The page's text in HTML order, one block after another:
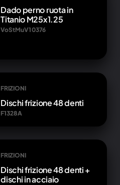
Dado perno ruota in
Titanio M25x1.25
VoStMuV1 0376
FRIZIONI
Dischi frizione 48 denti
F1328A
FRIZIONI
Dischi frizione 48 denti +
dischi in acciaio